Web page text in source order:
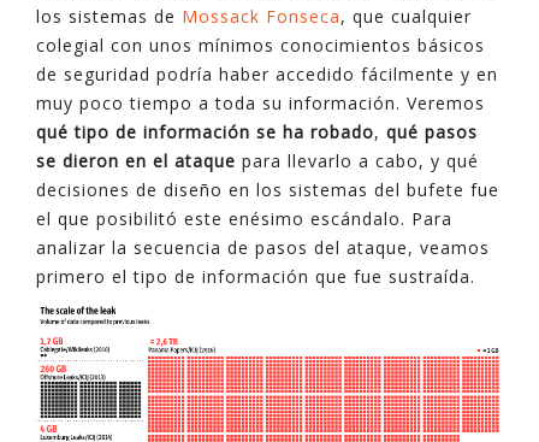
los sistemas de Mossack Fonseca, que cualquier
colegial con unos mínimos conocimientos básicos
de seguridad podría haber accedido fácilmente y en
muy poco tiempo a toda su información. Veremos
qué tipo de información se ha robado, qué pasos
se dieron en el ataque para llevarlo a cabo, y qué
decisiones de diseño en los sistemas del bufete fue
el que posibilitó este enésimo escándalo. Para
analizar la secuencia de pasos del ataque, veamos
primero el tipo de información que fue sustraída.